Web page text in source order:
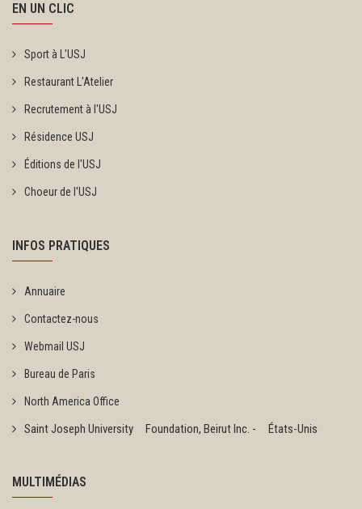
EN UN CLIC
Sport à L'USJ
Restaurant L'Atelier
Recrutement à l'USJ
Résidence USJ
Éditions de l'USJ
Choeur de l'USJ
INFOS PRATIQUES
Annuaire
Contactez-nous
Webmail USJ
Bureau de Paris
North America Office
Saint Joseph University Foundation, Beirut Inc. - États-Unis
MULTIMÉDIAS